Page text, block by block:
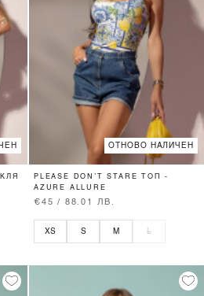
ОТНОВО НАЛИЧЕН
PLEASE DON’T STARE ТОП -
AZURE ALLURE
€45 / 88.01 ЛВ.
XS S M L